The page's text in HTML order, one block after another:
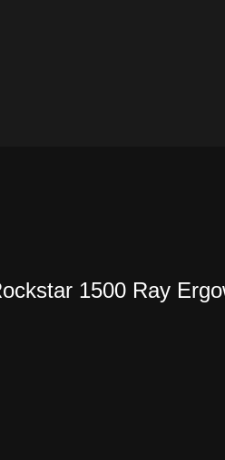
1500 Ray